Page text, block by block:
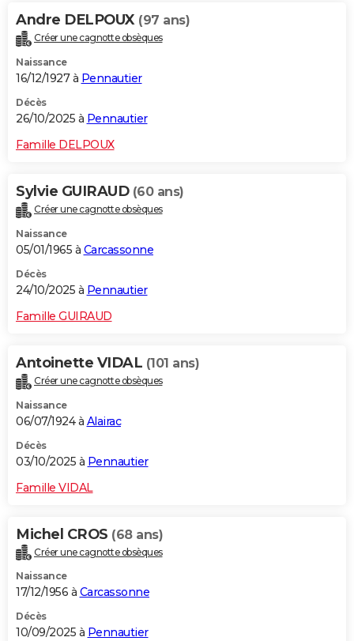
Andre DELPOUX (97 ans)
Créer une cagnotte obsèques
Naissance
16/12/1927 à Pennautier
Décès
26/10/2025 à Pennautier
Famille DELPOUX
Sylvie GUIRAUD (60 ans)
Créer une cagnotte obsèques
Naissance
05/01/1965 à Carcassonne
Décès
24/10/2025 à Pennautier
Famille GUIRAUD
Antoinette VIDAL (101 ans)
Créer une cagnotte obsèques
Naissance
06/07/1924 à Alairac
Décès
03/10/2025 à Pennautier
Famille VIDAL
Michel CROS (68 ans)
Créer une cagnotte obsèques
Naissance
17/12/1956 à Carcassonne
Décès
10/09/2025 à Pennautier